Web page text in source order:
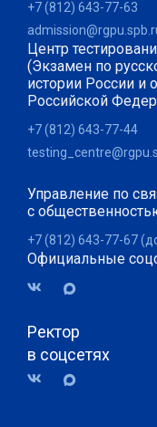
+7 (812) 643-77-63
Центр
(Экзамен по
истории России и
Российской
+7 (812) 643-77-44
Управление по
с
+7 (812) 643-77-67
Официальные
Ректор
в соцсетях